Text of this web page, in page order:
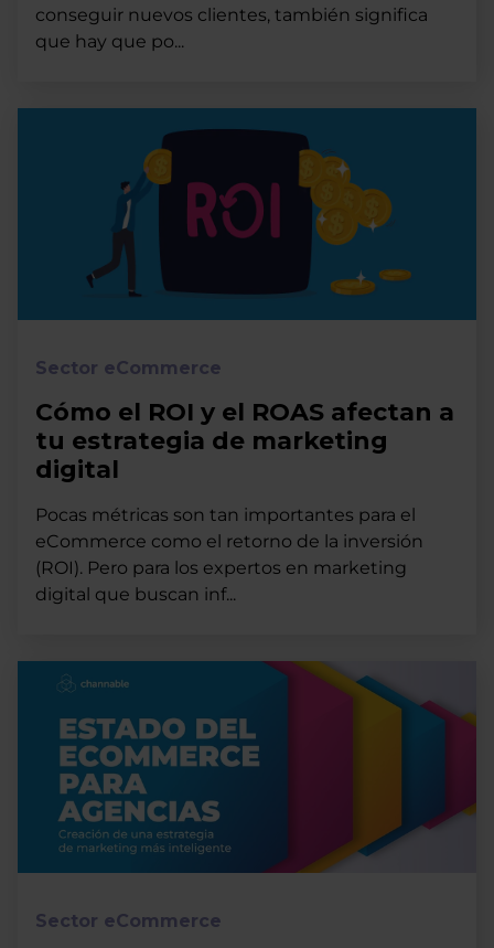
conseguir nuevos clientes, también significa
que hay que po...
Sector eCommerce
Cómo el ROI y el ROAS afectan a
tu estrategia de marketing
digital
Pocas métricas son tan importantes para el
eCommerce como el retorno de la inversión
(ROI). Pero para los expertos en marketing
digital que buscan inf...
Sector eCommerce